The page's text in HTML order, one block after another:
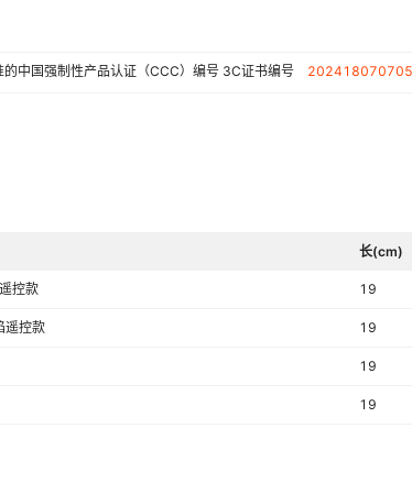
中国强制性产品认证（CCC）编号 3C证书编号
长(cm)
控款 19
遥控款 19
19
19